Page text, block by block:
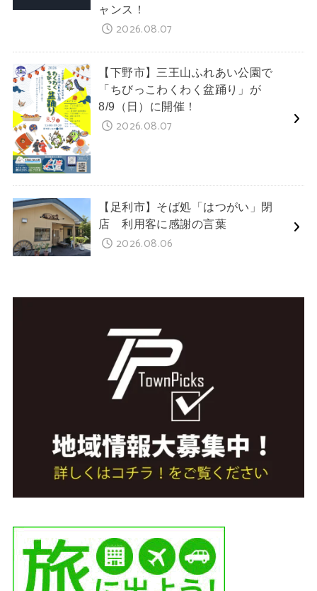
ャンス！
2026.08.07
【下野市】三王山ふれあい公園で
「ちびっこわくわく盆踊り」が
8/9（日）に開催！
2026.08.07
【足利市】そば処「はつがい」閉
店 利用客に感謝の言葉
2026.08.06